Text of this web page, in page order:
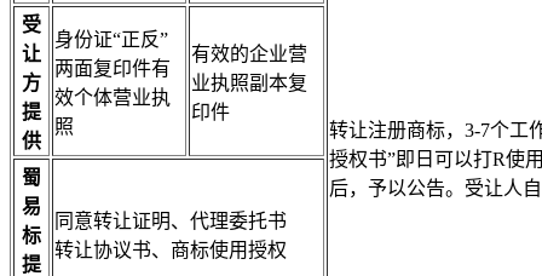
转让注册商标，3-7个工
授权书”即日可以打R使
后，予以公告。受让人
受
让
方
提
供
身份证“正反”
两面复印件有
效个体营业执
照
有效的企业营
业执照副本复
印件
蜀
易
标
提
同意转让证明、代理委托书
转让协议书、商标使用授权